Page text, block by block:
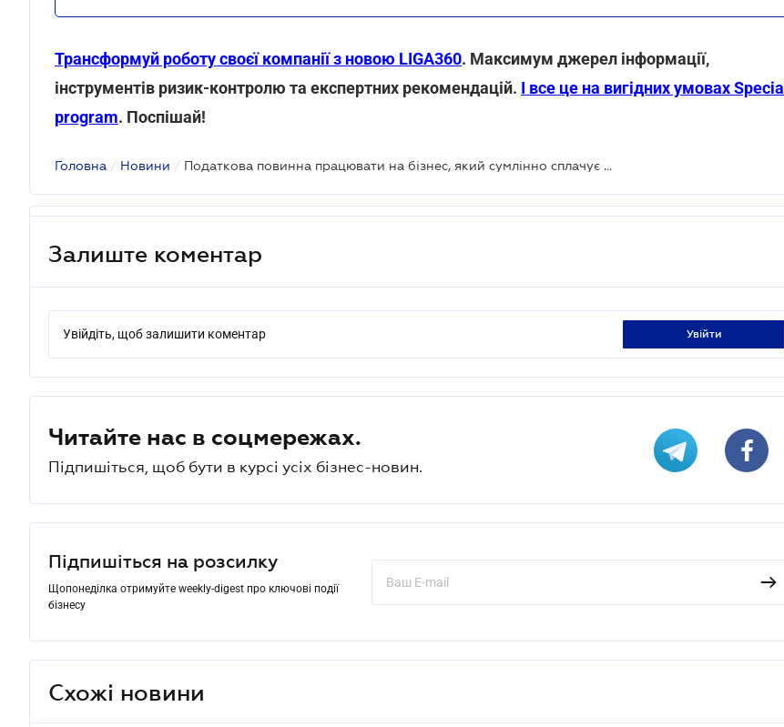
Трансформуй роботу своєї компанії з новою LIGA360. Максимум джерел інформації,
інструментів ризик-контролю та експертних рекомендацій. І все це на вигідних умовах Special
program. Поспішай!
Головна / Новини / Податкова повинна працювати на бізнес, який сумлінно сплачує податки - Голова ДПС Руслан Кравченко
Залиште коментар
Увійдіть, щоб залишити коментар увійти
Читайте нас в соцмережах.
Підпишіться, щоб бути в курсі усіх бізнес-новин.
Підпишіться на розсилку
Щопонеділка отримуйте weekly-digest про ключові події
бізнесу
Схожі новини